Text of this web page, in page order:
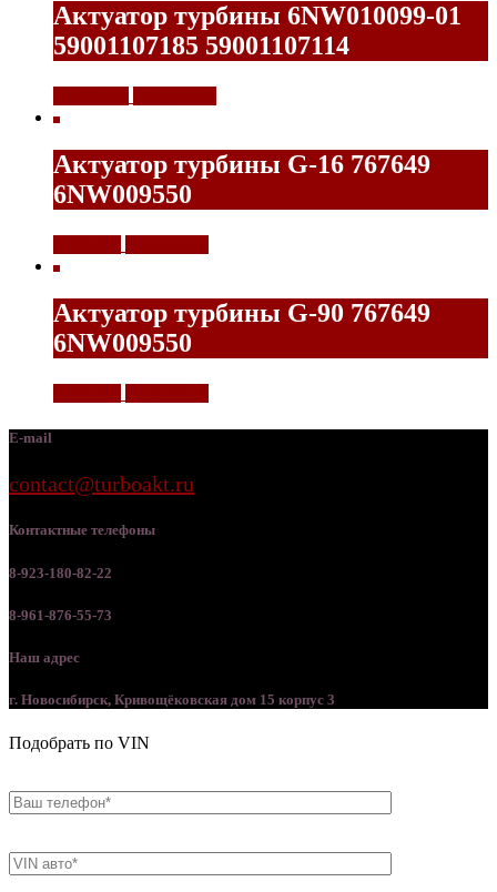
Актуатор турбины 6NW010099-01
59001107185 59001107114
Актуатор турбины G-16 767649
6NW009550
Актуатор турбины G-90 767649
6NW009550
E-mail
contact@turboakt.ru
Контактные телефоны
8-923-180-82-22
8-961-876-55-73
Наш адрес
г. Новосибирск, Кривощёковская дом 15 корпус 3
Подобрать по VIN